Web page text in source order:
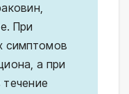
При
симптомов
а при